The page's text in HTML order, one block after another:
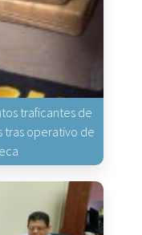
traficantes de
tras operativo de